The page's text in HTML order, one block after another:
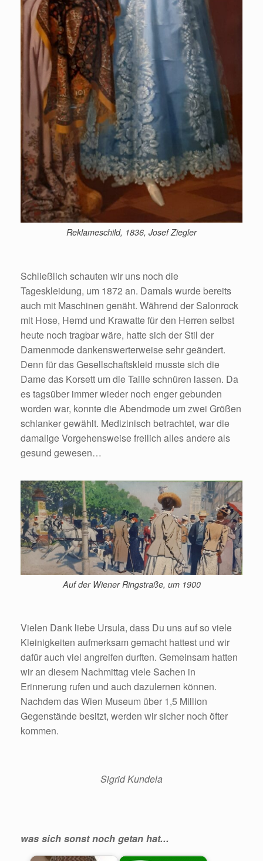
Reklameschild, 1836, Josef Ziegler
Schließlich schauten wir uns noch die
Tageskleidung, um 1872 an. Damals wurde bereits
auch mit Maschinen genäht. Während der Salonrock
mit Hose, Hemd und Krawatte für den Herren selbst
heute noch tragbar wäre, hatte sich der Stil der
Damenmode dankenswerterweise sehr geändert.
Denn für das Gesellschaftskleid musste sich die
Dame das Korsett um die Taille schnüren lassen. Da
es tagsüber immer wieder noch enger gebunden
worden war, konnte die Abendmode um zwei Größen
schlanker gewählt. Medizinisch betrachtet, war die
damalige Vorgehensweise freilich alles andere als
gesund gewesen…
Auf der Wiener Ringstraße, um 1900
Vielen Dank liebe Ursula, dass Du uns auf so viele
Kleinigkeiten aufmerksam gemacht hattest und wir
dafür auch viel angreifen durften. Gemeinsam hatten
wir an diesem Nachmittag viele Sachen in
Erinnerung rufen und auch dazulernen können.
Nachdem das Wien Museum über 1,5 Million
Gegenstände besitzt, werden wir sicher noch öfter
kommen.
Sigrid Kundela
was sich sonst noch getan hat...